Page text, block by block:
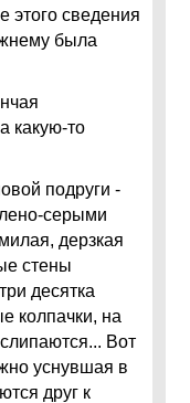
этого сведения
была
какую-то
подруги -
серыми
дерзкая
стены
десятка
колпачки, на
Вот
уснувшая в
друг к